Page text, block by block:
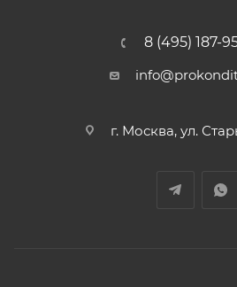
8 (495) 187-
г. Москва, ул.